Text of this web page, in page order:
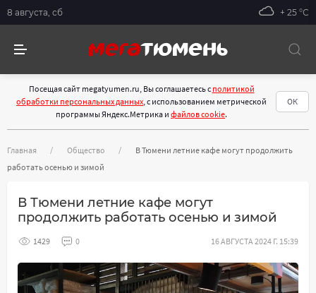
8 августа, сб + 25 °С
Посещая сайт megatyumen.ru, Вы соглашаетесь с политикой
обработки персональных данных, с использованием метрической
программы Яндекс.Метрика и файлов cookie.
ОК
Главная Общество
В Тюмени летние кафе могут продолжить
работать осенью и зимой
В Тюмени летние кафе могут
продолжить работать осенью и зимой
1429 0 16 АВГУСТА 2024 Г. 15:39